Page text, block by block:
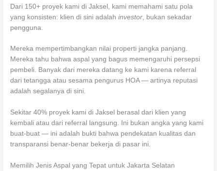
Dari 150+ proyek kami di Jaksel, kami memahami satu pola
yang konsisten: klien di sini adalahinvestor , bukan sekadar
pengguna.
Mereka mempertimbangkan nilai properti jangka panjang.
Mereka tahu bahwa aspal yang bagus memengaruhi persepsi
pembeli. Banyak dari mereka datang ke kami karena referral
dari tetangga atau sesama pengurus HOA — artinya reputasi
adalah segalanya di sini.
Sekitar 40% proyek kami di Jaksel berasal dari klien yang
kembali atau dari referral langsung. Ini bukan angka yang kami
buat-buat — ini adalah bukti bahwa pendekatan kualitas dan
transparansi benar-benar bekerja di pasar ini.
Memilih Jenis Aspal yang Tepat untuk Jakarta Selatan